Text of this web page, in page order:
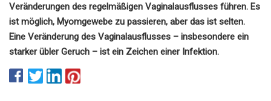
Veränderungen des regelmäßigen Vaginalausflusses führen. Es
ist möglich, Myomgewebe zu passieren, aber das ist selten.
Eine Veränderung des Vaginalausflusses – insbesondere ein
starker übler Geruch – ist ein Zeichen einer Infektion.